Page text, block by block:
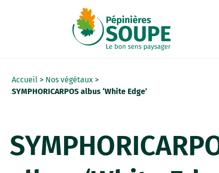
Accueil > Nos végétaux >
SYMPHORICARPOS albus ‘White Edge’